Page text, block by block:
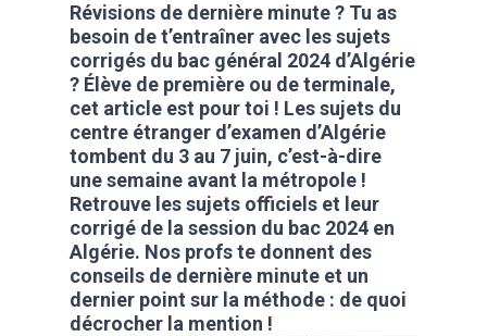
Révisions de dernière minute ? Tu as
besoin de t’entraîner avec les sujets
corrigés du bac général 2024 d’Algérie
? Élève de première ou de terminale,
cet article est pour toi ! Les sujets du
centre étranger d’examen d’Algérie
tombent du 3 au 7 juin, c’est-à-dire
une semaine avant la métropole !
Retrouve les sujets officiels et leur
corrigé de la session du bac 2024 en
Algérie. Nos profs te donnent des
conseils de dernière minute et un
dernier point sur la méthode : de quoi
décrocher la mention !